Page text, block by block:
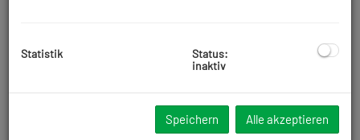
Altbauwohnung
Altbaus aus dem Jahr 1904(kein Lift). Die Wohnung
großzügigen Grundriss,hohe
Räume (ca. 3 m Raumhöhe)und dentypischen
Statistik
Status:
inaktiv
Speichern Alle akzeptieren